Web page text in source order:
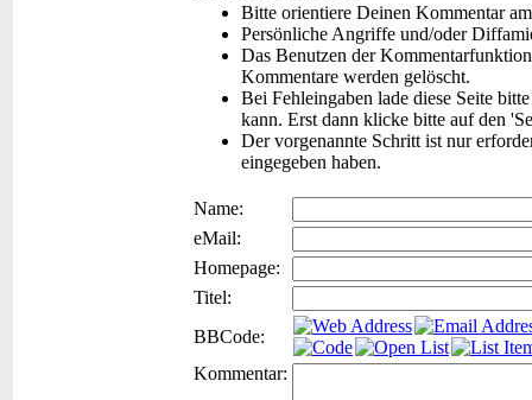
Bitte orientiere Deinen Kommentar
Persönliche Angriffe und/oder
Das Benutzen der
Kommentare werden gelöscht.
Bei Fehleingaben lade diese Seite
kann. Erst dann klicke bitte auf den
Der vorgenannte Schritt ist nur
eingegeben haben.
Name:
eMail:
Homepage:
Titel:
BBCode:
Kommentar: